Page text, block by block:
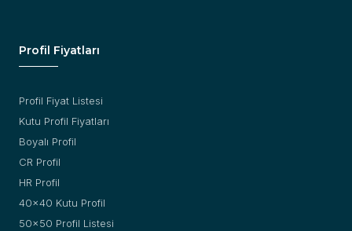
Profil Fiyatları
Profil Fiyat Listesi
Kutu Profil Fiyatları
Boyalı Profil
CR Profil
HR Profil
40x40 Kutu Profil
50x50 Profil Listesi